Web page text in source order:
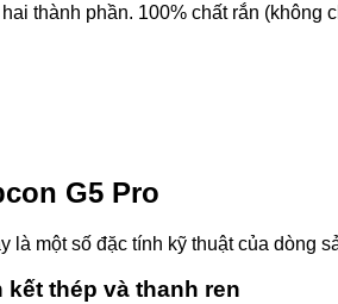
thành phần. 100% chất rắn
G5 Pro
một số đặc tính kỹ thuật của dòng
thép và thanh ren